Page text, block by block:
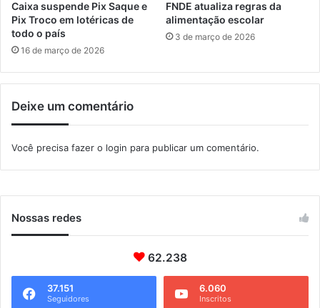
d
o
s
d
v
i
C
r
o
n
i
c
p
Caixa suspende Pix Saque e
Pix Troco em lotéricas de
todo o país
16 de março de 2026
FNDE atualiza regras da
alimentação escolar
3 de março de 2026
Deixe um comentário
Você precisa fazer o login para publicar um comentário.
Nossas redes
62.238
37.151
Seguidores
6.060
Inscritos